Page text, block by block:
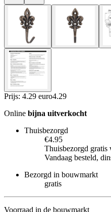
Prijs: 4.29 euro4.29
Online bijna uitverkocht
Thuisbezorgd
€4.95
Thuisbezorgd gratis
Vandaag besteld,
Bezorgd in bouwmarkt
gratis
Voorraad in de bouwmarkt